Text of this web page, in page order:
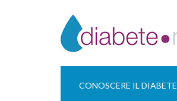
CONOSCERE IL DIABETE